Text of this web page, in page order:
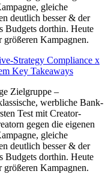
gleiche
deutlich besser & der
Budgets dorthin. Heute
größeren Kampagnen.
Strategy Compliance x
Key Takeaways
Zielgruppe –
werbliche Bank-
Test mit Creator-
gegen die eigenen
gleiche
deutlich besser & der
Budgets dorthin. Heute
größeren Kampagnen.